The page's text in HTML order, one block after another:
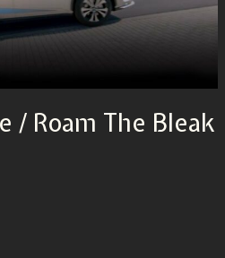
/ Roam The Bleak